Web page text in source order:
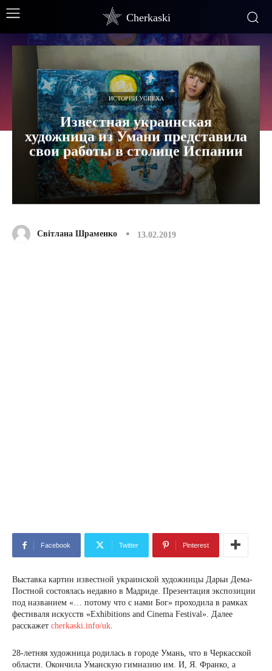
Cherkaski
ИСТОРИИ УСПЕХА
Известная украинская
художница из Умани представила
свои работы в столице Испании
Світлана Шраменко 13.02.2019
Facebook Twitter Pinterest
Выставка картин известной украинской художницы Дарьи Дема-
Постной состоялась недавно в Мадриде. Презентация экспозиции
под названием «… потому что с нами Бог» проходила в рамках
фестиваля искусств «Exhibitions and Cinema Festival». Далее
расскажет cherkaski.info/uk.
28-летняя художница родилась в городе Умань, что в Черкасской
области. Окончила Уманскую гимназию им. И, Я. Франко, а